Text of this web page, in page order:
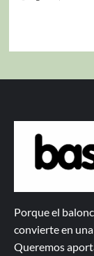
Porque el
convierte en
Queremos